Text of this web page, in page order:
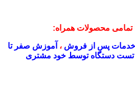
محصولات همراه:
خدمات پس از فروش ، آموزش صفر تا
تست دستگاه توسط خود مشتری